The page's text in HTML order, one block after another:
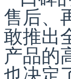
售后、
敢推出
产品的
也决定